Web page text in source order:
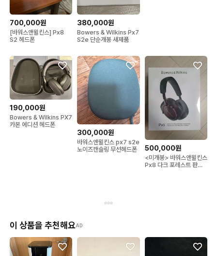
700,000원
[바워스앤윌킨스] Px8
S2 헤드폰
380,000원
Bowers & Wilkins Px7
S2e 단순개봉 새제품
190,000원
Bowers & Wilkins PX7
카본 에디션 헤드폰
300,000원
바워스앤윌킨스 px7 s2e
노이즈캔슬링 무선헤드폰
500,000원
<미개봉> 바워스앤윌킨스
Px8 다크 포레스트 판매
이 상품을 추천해요AD